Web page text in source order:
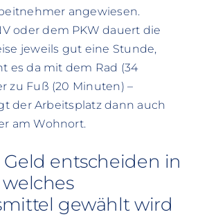
angewiesen.
oder dem PKW dauert die
jeweils gut eine Stunde,
es da mit dem Rad (34
zu Fuß (20 Minuten) –
der Arbeitsplatz dann auch
am Wohnort.
entscheiden in
gewählt wird